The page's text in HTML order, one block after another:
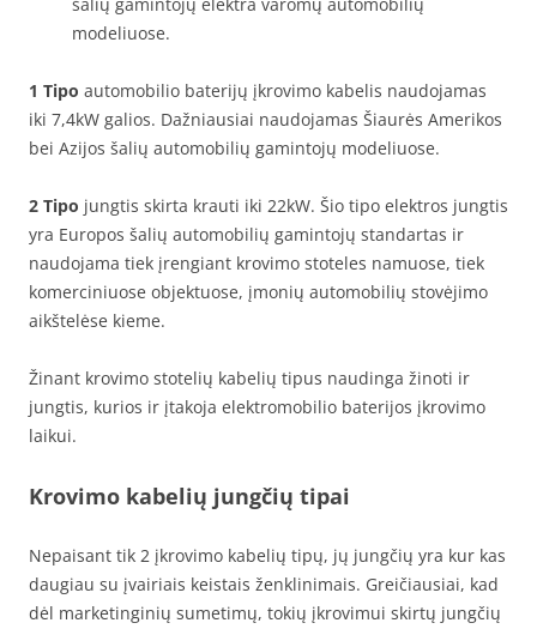
modeliuose.
1 Tipo automobilio baterijų įkrovimo kabelis naudojamas
iki 7,4kW galios. Dažniausiai naudojamas Šiaurės Amerikos
bei Azijos šalių automobilių gamintojų modeliuose.
2 Tipo jungtis skirta krauti iki 22kW. Šio tipo elektros jungtis
yra Europos šalių automobilių gamintojų standartas ir
naudojama tiek įrengiant krovimo stoteles namuose, tiek
komerciniuose objektuose, įmonių automobilių stovėjimo
aikštelėse kieme.
Žinant krovimo stotelių kabelių tipus naudinga žinoti ir
jungtis, kurios ir įtakoja elektromobilio baterijos įkrovimo
laikui.
Krovimo kabelių jungčių tipai
Nepaisant tik 2 įkrovimo kabelių tipų, jų jungčių yra kur kas
daugiau su įvairiais keistais ženklinimais. Greičiausiai, kad
dėl marketinginių sumetimų, tokių įkrovimui skirtų jungčių